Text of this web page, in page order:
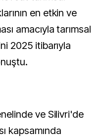
en etkin ve
amacıyla tarımsal
2025 itibarıyla
ve Silivri'de
kapsamında